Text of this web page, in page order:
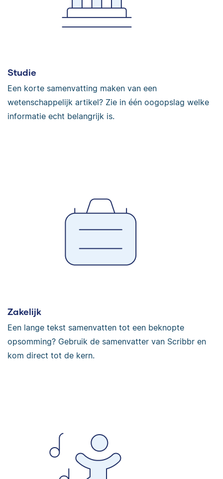
Studie
Een korte samenvatting maken van een
wetenschappelijk artikel? Zie in één oogopslag welke
informatie echt belangrijk is.
Zakelijk
Een lange tekst samenvatten tot een beknopte
opsomming? Gebruik de samenvatter van Scribbr en
kom direct tot de kern.